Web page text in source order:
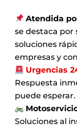
Atendida
se destaca por
soluciones
empresas y
Urgencias
Respuesta
puede esperar.
Soluciones al